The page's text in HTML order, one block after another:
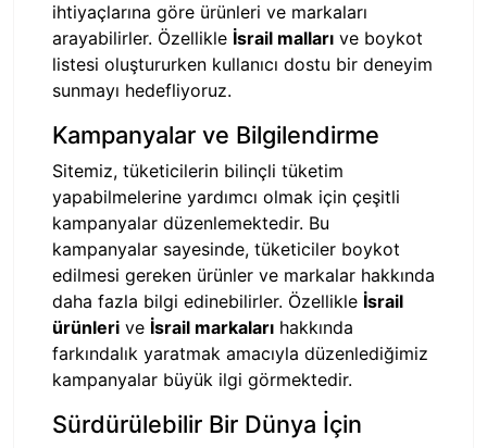
ihtiyaçlarına göre ürünleri ve markaları
arayabilirler. Özellikle İsrail malları ve boykot
listesi oluştururken kullanıcı dostu bir deneyim
sunmayı hedefliyoruz.
Kampanyalar ve Bilgilendirme
Sitemiz, tüketicilerin bilinçli tüketim
yapabilmelerine yardımcı olmak için çeşitli
kampanyalar düzenlemektedir. Bu
kampanyalar sayesinde, tüketiciler boykot
edilmesi gereken ürünler ve markalar hakkında
daha fazla bilgi edinebilirler. Özellikle İsrail
ürünleri ve İsrail markaları hakkında
farkındalık yaratmak amacıyla düzenlediğimiz
kampanyalar büyük ilgi görmektedir.
Sürdürülebilir Bir Dünya İçin